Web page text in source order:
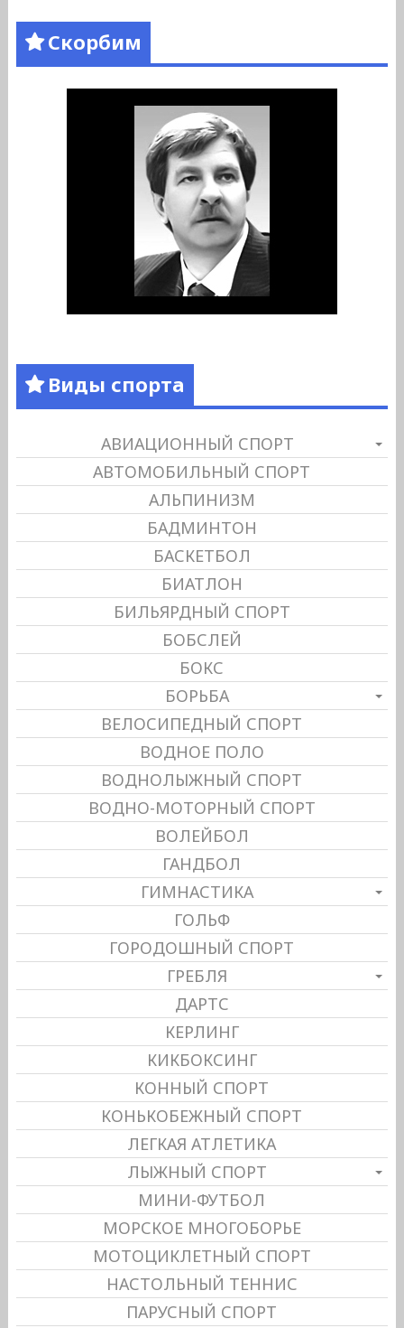
Скорбим
Виды спорта
АВИАЦИОННЫЙ СПОРТ
АВТОМОБИЛЬНЫЙ СПОРТ
АЛЬПИНИЗМ
БАДМИНТОН
БАСКЕТБОЛ
БИАТЛОН
БИЛЬЯРДНЫЙ СПОРТ
БОБСЛЕЙ
БОКС
БОРЬБА
ВЕЛОСИПЕДНЫЙ СПОРТ
ВОДНОЕ ПОЛО
ВОДНОЛЫЖНЫЙ СПОРТ
ВОДНО-МОТОРНЫЙ СПОРТ
ВОЛЕЙБОЛ
ГАНДБОЛ
ГИМНАСТИКА
ГОЛЬФ
ГОРОДОШНЫЙ СПОРТ
ГРЕБЛЯ
ДАРТС
КЕРЛИНГ
КИКБОКСИНГ
КОННЫЙ СПОРТ
КОНЬКОБЕЖНЫЙ СПОРТ
ЛЕГКАЯ АТЛЕТИКА
ЛЫЖНЫЙ СПОРТ
МИНИ-ФУТБОЛ
МОРСКОЕ МНОГОБОРЬЕ
МОТОЦИКЛЕТНЫЙ СПОРТ
НАСТОЛЬНЫЙ ТЕННИС
ПАРУСНЫЙ СПОРТ